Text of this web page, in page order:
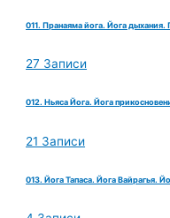
011. Пранаяма йога. Йога
27 Записи
012. Ньяса Йога. Йога
21 Записи
013. Йога Тапаса. Йога Вайрагья.